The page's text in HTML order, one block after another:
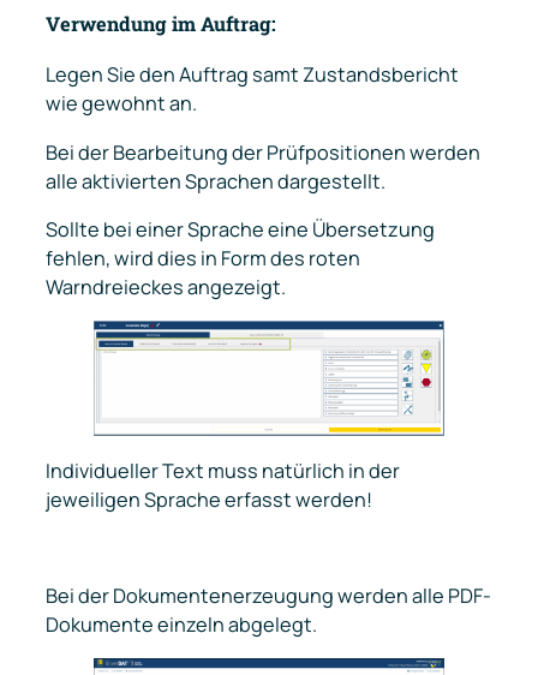
Verwendung im Auftrag:
Legen Sie den Auftrag samt Zustandsbericht
wie gewohnt an.
Bei der Bearbeitung der Prüfpositionen werden
alle aktivierten Sprachen dargestellt.
Sollte bei einer Sprache eine Übersetzung
fehlen, wird dies in Form des roten
Warndreieckes angezeigt.
Individueller Text muss natürlich in der
jeweiligen Sprache erfasst werden!
Bei der Dokumentenerzeugung werden alle PDF-
Dokumente einzeln abgelegt.